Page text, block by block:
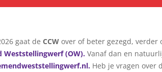
gaat deCCW over of beter gezegd,
Weststellingwerf(OW). Vanaf dan en
. Heb je vragen over